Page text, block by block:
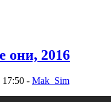
они, 2016
- Mak_Sim